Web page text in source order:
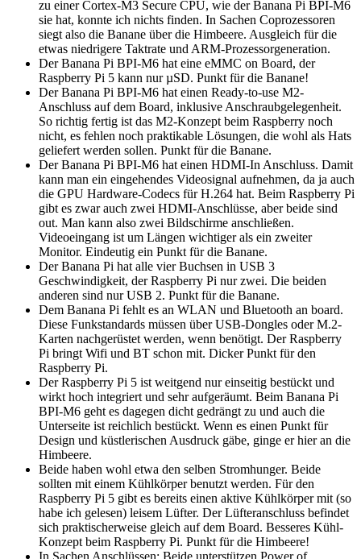
zu einer Cortex-M3 Secure CPU, wie der Banana Pi BPI-M6
sie hat, konnte ich nichts finden. In Sachen Coprozessoren
siegt also die Banane über die Himbeere. Ausgleich für die
etwas niedrigere Taktrate und ARM-Prozessorgeneration.
Der Banana Pi BPI-M6 hat eine eMMC on Board, der
Raspberry Pi 5 kann nur µSD. Punkt für die Banane!
Der Banana Pi BPI-M6 hat einen Ready-to-use M2-
Anschluss auf dem Board, inklusive Anschraubgelegenheit.
So richtig fertig ist das M2-Konzept beim Raspberry noch
nicht, es fehlen noch praktikable Lösungen, die wohl als Hats
geliefert werden sollen. Punkt für die Banane.
Der Banana Pi BPI-M6 hat einen HDMI-In Anschluss. Damit
kann man ein eingehendes Videosignal aufnehmen, da ja auch
die GPU Hardware-Codecs für H.264 hat. Beim Raspberry Pi
gibt es zwar auch zwei HDMI-Anschlüsse, aber beide sind
out. Man kann also zwei Bildschirme anschließen.
Videoeingang ist um Längen wichtiger als ein zweiter
Monitor. Eindeutig ein Punkt für die Banane.
Der Banana Pi hat alle vier Buchsen in USB 3
Geschwindigkeit, der Raspberry Pi nur zwei. Die beiden
anderen sind nur USB 2. Punkt für die Banane.
Dem Banana Pi fehlt es an WLAN und Bluetooth an board.
Diese Funkstandards müssen über USB-Dongles oder M.2-
Karten nachgerüstet werden, wenn benötigt. Der Raspberry
Pi bringt Wifi und BT schon mit. Dicker Punkt für den
Raspberry Pi.
Der Raspberry Pi 5 ist weitgend nur einseitig bestückt und
wirkt hoch integriert und sehr aufgeräumt. Beim Banana Pi
BPI-M6 geht es dagegen dicht gedrängt zu und auch die
Unterseite ist reichlich bestückt. Wenn es einen Punkt für
Design und küstlerischen Ausdruck gäbe, ginge er hier an die
Himbeere.
Beide haben wohl etwa den selben Stromhunger. Beide
sollten mit einem Kühlkörper benutzt werden. Für den
Raspberry Pi 5 gibt es bereits einen aktive Kühlkörper mit (so
habe ich gelesen) leisem Lüfter. Der Lüfteranschluss befindet
sich praktischerweise gleich auf dem Board. Besseres Kühl-
Konzept beim Raspberry Pi. Punkt für die Himbeere!
In Sachen Anschlüssen: Beide unterstützen Power of